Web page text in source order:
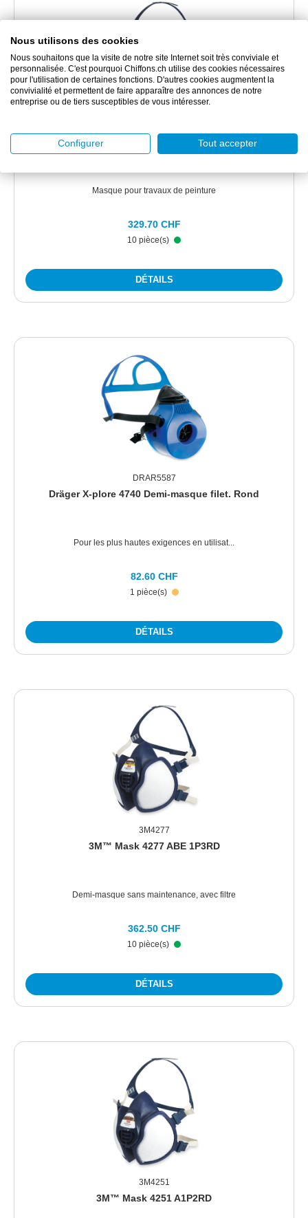
3M™ Mask 4255 A2P3RD
Masque pour travaux de peinture
10 pièce(s)
329.70 CHF
DÉTAILS
DRAR5587
Dräger X-plore 4740 Demi-masque filet. Rond
Pour les plus hautes exigences en utilisat...
1 pièce(s)
82.60 CHF
DÉTAILS
3M4277
3M™ Mask 4277 ABE 1P3RD
Demi-masque sans maintenance, avec filtre
10 pièce(s)
362.50 CHF
DÉTAILS
3M4251
3M™ Mask 4251 A1P2RD
Nous utilisons des cookies
Nous souhaitons que la visite de notre site Internet soit très conviviale et
personnalisée. C'est pourquoi Chiffons.ch utilise des cookies nécessaires
pour l'utilisation de certaines fonctions. D'autres cookies augmentent la
convivialité et permettent de faire apparaître des annonces de notre
entreprise ou de tiers susceptibles de vous intéresser.
Configurer Tout accepter